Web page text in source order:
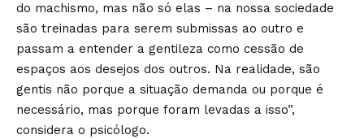
do machismo, mas não só elas – na nossa sociedade
são treinadas para serem submissas ao outro e
passam a entender a gentileza como cessão de
espaços aos desejos dos outros. Na realidade, são
gentis não porque a situação demanda ou porque é
necessário, mas porque foram levadas a isso”,
considera o psicólogo.